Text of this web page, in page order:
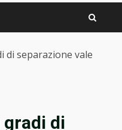
di separazione vale
gradi di